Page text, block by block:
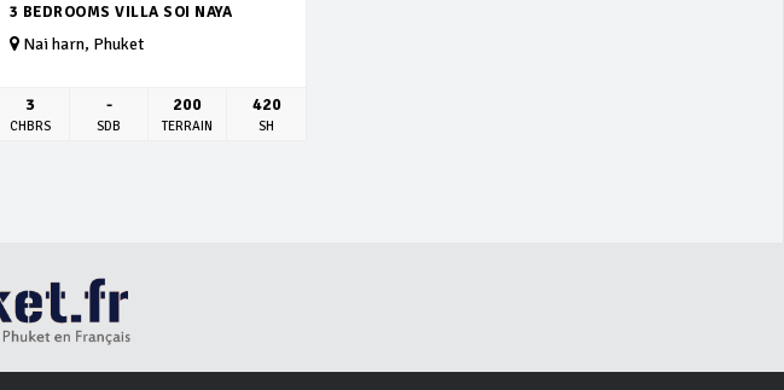
3 BEDROOMS VILLA SOI NAYA
Nai harn, Phuket
3
CHBRS
-
SDB
200
TERRAIN
420
SH